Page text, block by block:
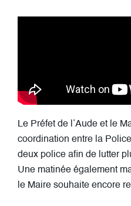
Le Préfet de l’Aude et le
coordination entre la
deux police afin de lutter
Une matinée également
le Maire souhaite encore